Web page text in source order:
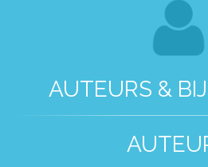
AUTEURS &